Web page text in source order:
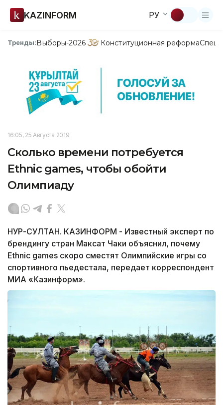
KAZINFORM РУ
Тренды:Выборы-2026 Конституционная реформа
16:05, 25 Августа 2019
Сколько времени потребуется
Ethnic games, чтобы обойти
Олимпиаду
НУР-СУЛТАН. КАЗИНФОРМ - Известный эксперт по
брендингу стран Максат Чаки объяснил, почему
Ethnic games скоро сместят Олимпийские игры со
спортивного пьедестала, передает корреспондент
МИА «Казинформ».